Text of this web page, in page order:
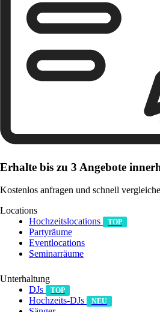
Erhalte bis zu 3 Angebote
Kostenlos anfragen und schnell
Locations
Hochzeitslocations
TOP
Partyräume
Eventlocations
Seminarräume
Unterhaltung
DJs
TOP
Hochzeits-DJs NEU